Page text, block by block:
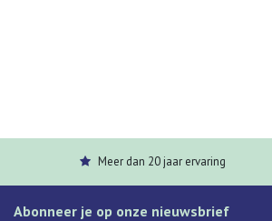
Meer dan 20 jaar ervaring
Abonneer je op onze nieuwsbrief